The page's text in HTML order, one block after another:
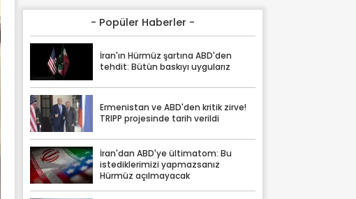
- Popüler Haberler -
İran'ın Hürmüz şartına ABD'den
tehdit: Bütün baskıyı uygularız
Ermenistan ve ABD'den kritik zirve!
TRIPP projesinde tarih verildi
İran'dan ABD'ye ültimatom: Bu
istediklerimizi yapmazsanız
Hürmüz açılmayacak